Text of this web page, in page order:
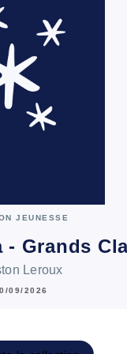
JEUNESSE
- Grands
Leroux
09/2026